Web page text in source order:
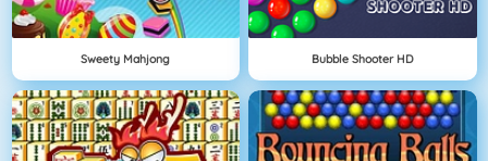
Sweety Mahjong Bubble Shooter HD